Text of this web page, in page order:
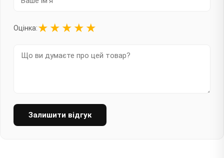
Оцінка:★ ★ ★ ★ ★
Залишити відгук